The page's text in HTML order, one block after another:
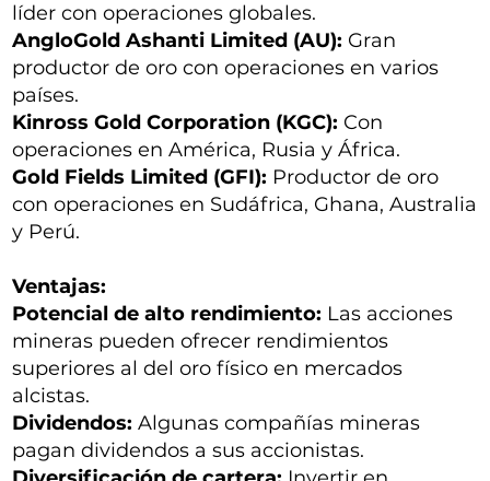
líder con operaciones globales.
AngloGold Ashanti Limited (AU): Gran
productor de oro con operaciones en varios
países.
Kinross Gold Corporation (KGC): Con
operaciones en América, Rusia y África.
Gold Fields Limited (GFI): Productor de oro
con operaciones en Sudáfrica, Ghana, Australia
y Perú.
Ventajas:
Potencial de alto rendimiento: Las acciones
mineras pueden ofrecer rendimientos
superiores al del oro físico en mercados
alcistas.
Dividendos: Algunas compañías mineras
pagan dividendos a sus accionistas.